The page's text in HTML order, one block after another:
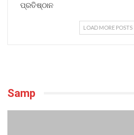
ପ୍ରତିଷ୍ଠାନ
LOAD MORE POSTS
Samp